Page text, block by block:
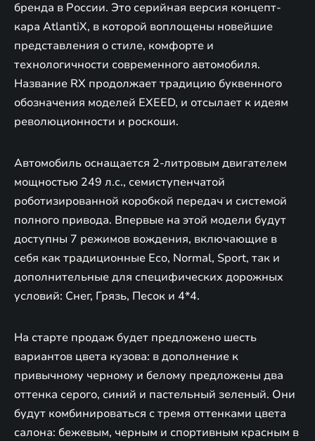
бренда в России. Это серийная версия концепт-
кара AtlantiX, в которой воплощены новейшие
представления о стиле, комфорте и
технологичности современного автомобиля.
Название RX продолжает традицию буквенного
обозначения моделей EXEED, и отсылает к идеям
революционности и роскоши.
Автомобиль оснащается 2-литровым двигателем
мощностью 249 л.с., семиступенчатой
роботизированной коробкой передач и системой
полного привода. Впервые на этой модели будут
доступны 7 режимов вождения, включающие в
себя как традиционные Eco, Normal, Sport, так и
дополнительные для специфических дорожных
условий: Снег, Грязь, Песок и 4*4.
На старте продаж будет предложено шесть
вариантов цвета кузова: в дополнение к
привычному черному и белому предложены два
оттенка серого, синий и пастельный зеленый. Они
будут комбинироваться с тремя оттенками цвета
салона: бежевым, черным и спортивным красным в